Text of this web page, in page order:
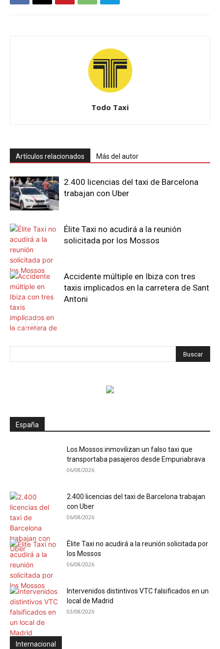
Todo Taxi
Artículos relacionados Más del autor
2.400 licencias del taxi de Barcelona
trabajan con Uber
Élite Taxi no acudirá a la reunión
solicitada por los Mossos
Accidente múltiple en Ibiza con tres
taxis implicados en la carretera de Sant
Antoni
España
Los Mossos inmovilizan un falso taxi que
transportaba pasajeros desde Empuriabrava
06/08/2026
2.400 licencias del taxi de Barcelona trabajan
con Uber
06/08/2026
Élite Taxi no acudirá a la reunión solicitada por
los Mossos
06/08/2026
Intervenidos distintivos VTC falsificados en un
local de Madrid
03/08/2026
Internacional